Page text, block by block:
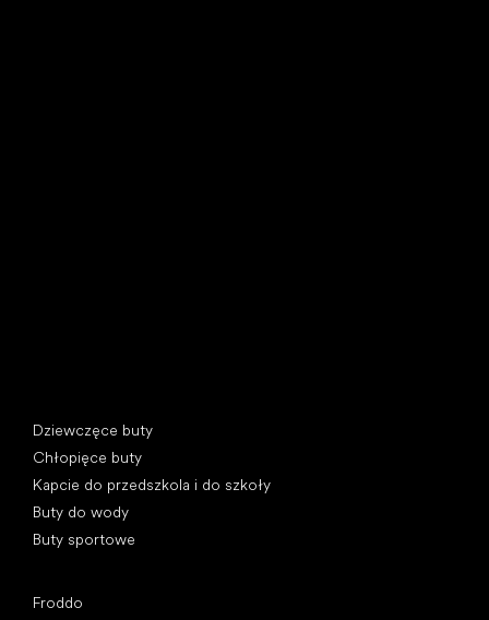
Dziewczęce buty
Chłopięce buty
Kapcie do przedszkola i do szkoły
Buty do wody
Buty sportowe
Froddo